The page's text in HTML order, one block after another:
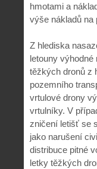
hmotami a
výše nákladů na
Z hlediska
letouny
těžkých dronů z
pozemního
vrtulové drony
vrtulníky. V
zničení letišť se
jako narušení
distribuce pitné
letky těžkých